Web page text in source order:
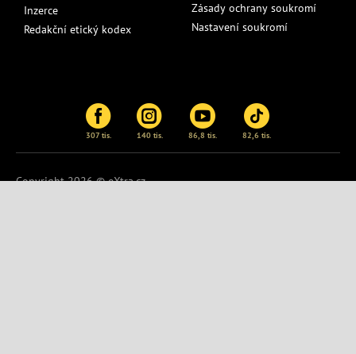
Inzerce
Redakční etický kodex
Zásady ochrany soukromí
Nastavení soukromí
307 tis. 140 tis. 86,8 tis. 82,6 tis.
Copyright 2026 © eXtra.cz